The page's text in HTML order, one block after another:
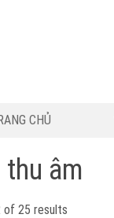
CHỦ
âm
of 25 results